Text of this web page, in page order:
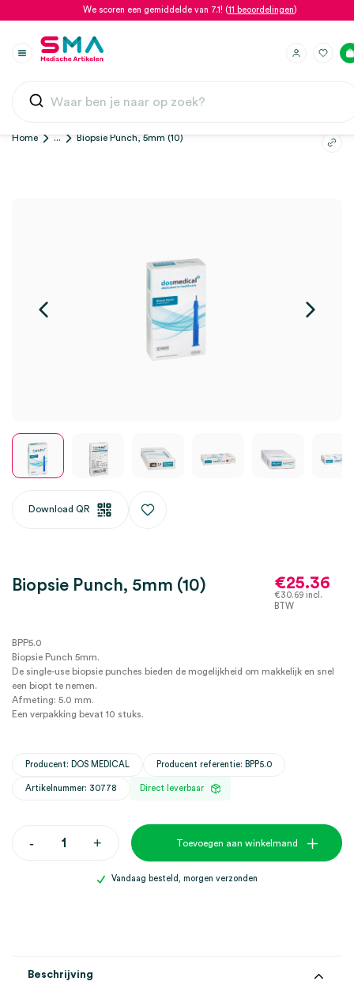
We scoren een gemiddelde van 7.1! (11 beoordelingen)
Home ... Biopsie Punch, 5mm (10)
Download QR
Biopsie Punch, 5mm (10) €25.36
€30.69 incl.
BTW
BPP5.0
Biopsie Punch 5mm.
De single-use biopsie punches bieden de mogelijkheid om makkelijk en snel
een biopt te nemen.
Afmeting: 5.0 mm.
Een verpakking bevat 10 stuks.
Producent: DOS MEDICAL Producent referentie: BPP5.0
Artikelnummer: 30778 Direct leverbaar
-Biopsie
+ Toevoegen aan winkelmand
Vandaag besteld, morgen verzonden
Beschrijving